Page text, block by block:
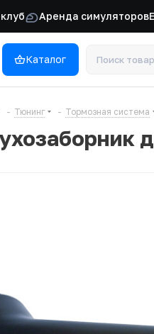
Аренда симуляторов
Каталог
- Тюнинг - Тормозная система